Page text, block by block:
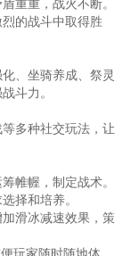
的战斗中取得胜
、坐骑养成、祭灵
斗力。
多种社交玩法，让
帷幄，制定战术。
择和培养。
滑冰减速效果，策